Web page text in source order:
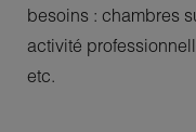
besoins : chambres
activité
etc.